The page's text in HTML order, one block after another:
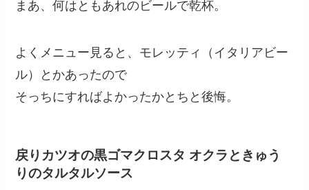
まあ、何はともあれのビールで乾杯。
よくメニュー見ると、モレッティ（イタリアビー
ル）とかあったので
そっちにすればよかったかとちと後悔。
戻りカツオの黒ゴマクロスタ オクラときゅう
りのタルタルソース